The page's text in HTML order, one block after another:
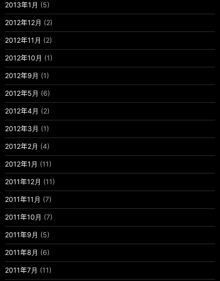
2013年1月 (5)
2012年12月 (2)
2012年11月 (2)
2012年10月 (1)
2012年9月 (1)
2012年5月 (6)
2012年4月 (2)
2012年3月 (1)
2012年2月 (4)
2012年1月 (11)
2011年12月 (11)
2011年11月 (7)
2011年10月 (7)
2011年9月 (5)
2011年8月 (6)
2011年7月 (11)